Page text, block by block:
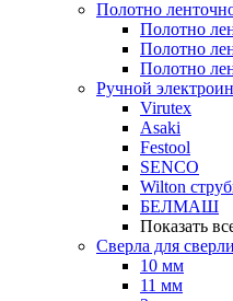
Полотно
Полотно
Полотно
Полотно
Ручной
Virutex
Asaki
Festool
SENCO
Wilton
БЕЛМАШ
Показать
Сверла для
10 мм
11 мм